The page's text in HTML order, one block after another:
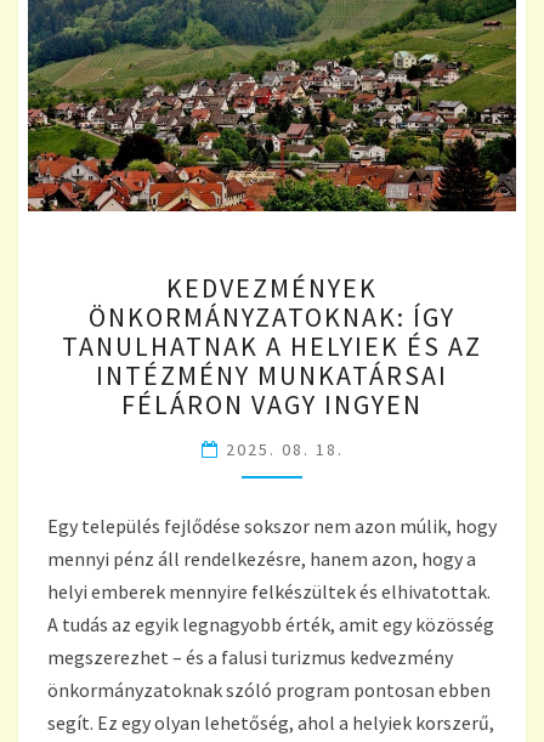
ÖNKORMÁNYZATOKNAK:
ÍGY
TANULHATNAK
A
HELYIEK
ÉS
AZ
INTÉZMÉNY
FÉLÁRON
VAGY
INGYEN
KEDVEZMÉNYEK
ÖNKORMÁNYZATOKNAK: ÍGY
TANULHATNAK A HELYIEK ÉS AZ
INTÉZMÉNY MUNKATÁRSAI
FÉLÁRON VAGY INGYEN
2025. 08. 18.
Egy település fejlődése sokszor nem azon múlik, hogy
mennyi pénz áll rendelkezésre, hanem azon, hogy a
helyi emberek mennyire felkészültek és elhivatottak.
A tudás az egyik legnagyobb érték, amit egy közösség
megszerezhet – és a falusi turizmus kedvezmény
önkormányzatoknak szóló program pontosan ebben
segít. Ez egy olyan lehetőség, ahol a helyiek korszerű,